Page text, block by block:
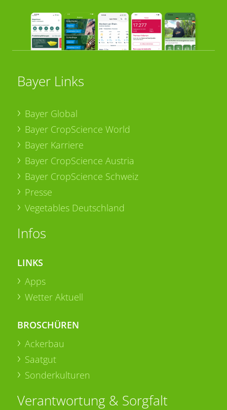
Bayer Links
Bayer Global
Bayer CropScience World
Bayer Karriere
Bayer CropScience Austria
Bayer CropScience Schweiz
Presse
Vegetables Deutschland
Infos
LINKS
Apps
Wetter Aktuell
BROSCHÜREN
Ackerbau
Saatgut
Sonderkulturen
Verantwortung & Sorgfalt